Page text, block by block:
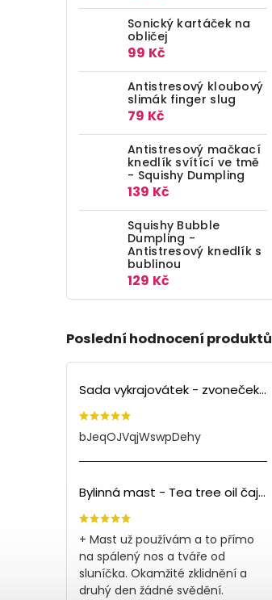
Sonický kartáček na
obličej
99 Kč
Antistresový kloubový
slimák finger slug
79 Kč
Antistresový mačkací
knedlík svítící ve tmě
- Squishy Dumpling
139 Kč
Squishy Bubble
Dumpling -
Antistresový knedlík s
bublinou
129 Kč
Poslední hodnocení produktů
Sada vykrajovátek - zvoneček (3ks)
bJeqOJVqjWswpDehy
Bylinná mast - Tea tree oil čajovník (150ml)
+ Mast už používám a to přímo
na spálený nos a tváře od
sluníčka. Okamžité zklidnění a
druhý den žádné svědění.